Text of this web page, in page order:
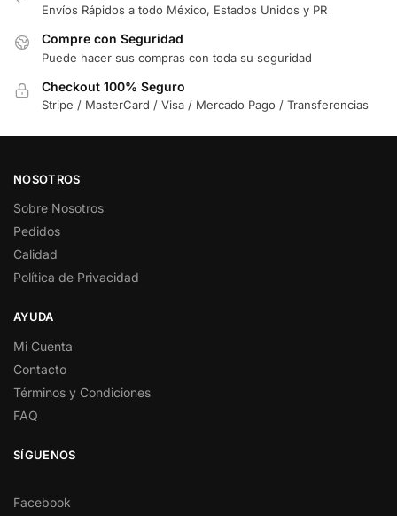
Envíos Rápidos a todo México, Estados Unidos y PR
Compre con Seguridad
Puede hacer sus compras con toda su seguridad
Checkout 100% Seguro
Stripe / MasterCard / Visa / Mercado Pago / Transferencias
NOSOTROS
Sobre Nosotros
Pedidos
Calidad
Política de Privacidad
AYUDA
Mi Cuenta
Contacto
Términos y Condiciones
FAQ
SÍGUENOS
Facebook